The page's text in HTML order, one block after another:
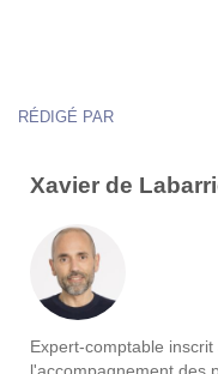
RÉDIGÉ PAR
Xavier de
Expert-comptable
l'accompagnement des